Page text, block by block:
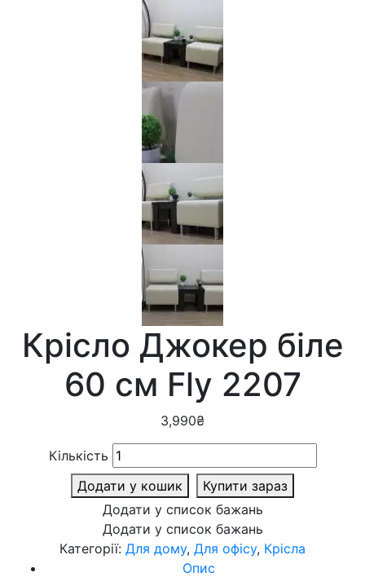
Крісло Джокер біле
60 см Fly 2207
3,990₴
Кількість
Додати у кошик
Купити зараз
Додати у список бажань
Додати у список бажань
Категорії: Для дому, Для офісу, Крісла
Опис